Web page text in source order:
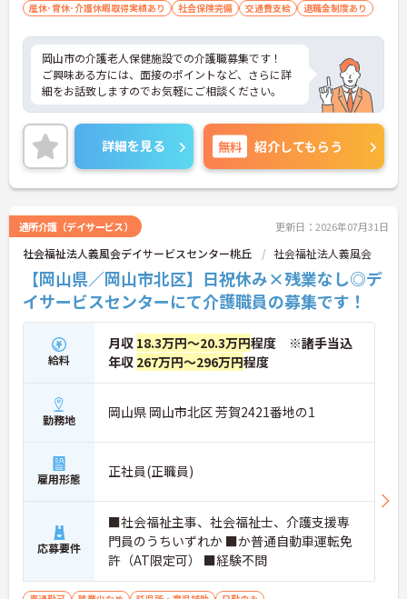
産休･育休･介護休暇取得実績あり
社会保険完備 交通費支給 退職金制度あり
岡山市の介護老人保健施設での介護職募集です！
ご興味ある方には、面接のポイントなど、さらに詳
細をお話致しますのでお気軽にご相談ください。
詳細を見る 無料 紹介してもらう
通所介護（デイサービス） 更新日：2026年07月31日
社会福祉法人義風会デイサービスセンター桃丘 社会福祉法人義風会
【岡山県／岡山市北区】日祝休み×残業なし◎デ
イサービスセンターにて介護職員の募集です！
給料
月収 18.3万円～20.3万円程度 ※諸手当込
年収 267万円～296万円程度
勤務地 岡山県 岡山市北区 芳賀2421番地の1
雇用形態 正社員(正職員)
応募要件
■社会福祉主事、社会福祉士、介護支援専
門員のうちいずれか ■か普通自動車運転免
許（AT限定可） ■経験不問